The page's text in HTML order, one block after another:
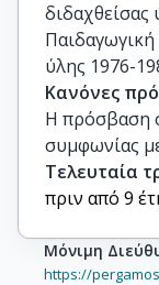
διδαχθείσας
Παιδαγωγική
ύλης 1976-
Κανόνες
Η πρόσβαση
συμφωνίας
Τελευταία
πριν από 9
Μόνιμη
https://